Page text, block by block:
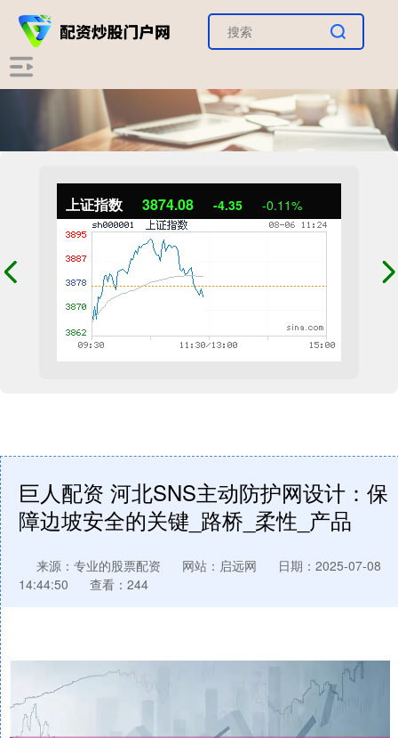
上证指数 3874.08 -4.35 -0.11%
巨人配资 河北SNS主动防护网设计：保
障边坡安全的关键_路桥_柔性_产品
来源：专业的股票配资 网站：启远网
日期：2025-07-08
14:44:50
查看：244